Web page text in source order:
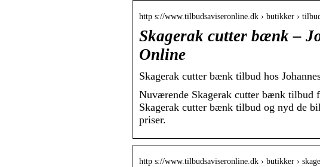
http s://www.tilbudsaviseronline.dk › butikker ›
Skagerak cutter bænk –
Online
Skagerak cutter bænk tilbud hos
Nuværende Skagerak cutter bænk tilbud
Skagerak cutter bænk tilbud og nyd de
priser.
http s://www.tilbudsaviseronline.dk › butikker ›